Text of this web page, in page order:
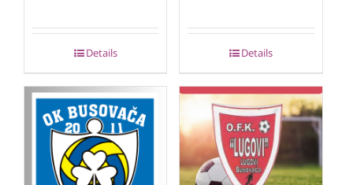
Details Details